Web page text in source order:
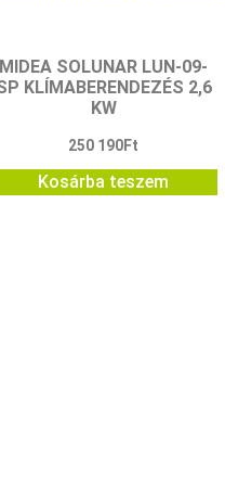
MIDEA SOLUNAR LUN-09-
KLÍMABERENDEZÉS 2,6
KW
250 190Ft
Kosárba teszem